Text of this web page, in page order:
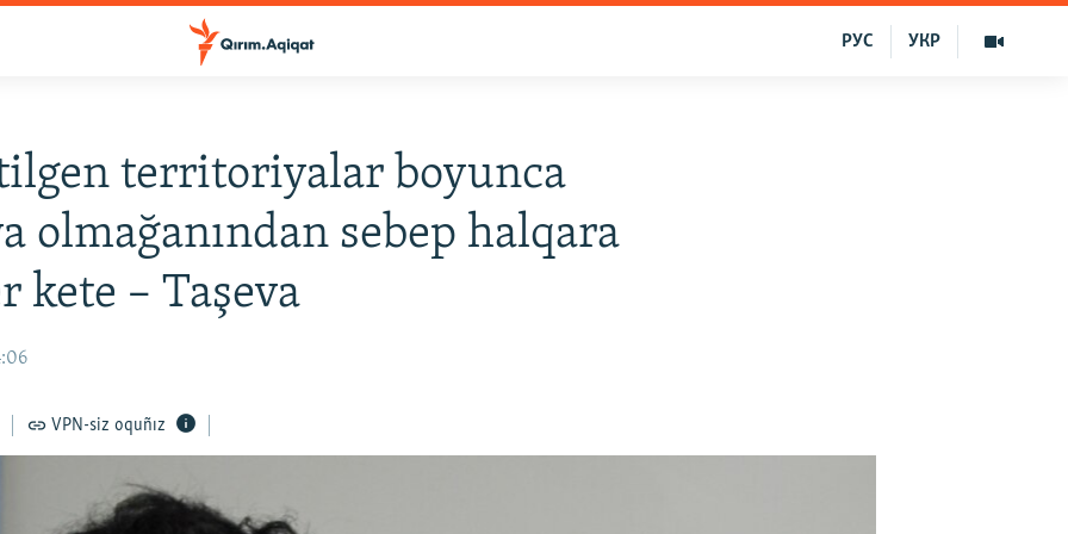
УКР
РУС
territoriyalar boyunca
olmağanından sebep halqara
kete – Taşeva
VPN-siz oquñız